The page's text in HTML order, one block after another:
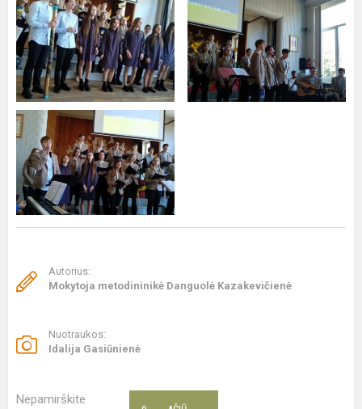
Autorius:
Mokytoja metodininikė Danguolė Kazakevičienė
Nuotraukos:
Idalija Gasiūnienė
Nepamirškite